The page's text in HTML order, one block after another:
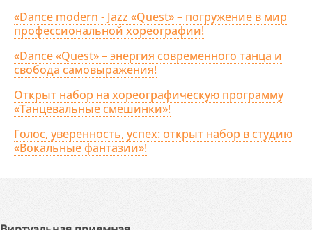
«Dance modern - Jazz «Quest» – погружение в мир
профессиональной хореографии!
«Dance «Quest» – энергия современного танца и
свобода самовыражения!
Открыт набор на хореографическую программу
«Танцевальные смешинки»!
Голос, уверенность, успех: открыт набор в студию
«Вокальные фантазии»!